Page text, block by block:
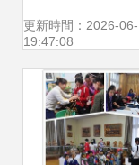
放四十周年的
文化盛宴
更新時間：2026-
19:47:08